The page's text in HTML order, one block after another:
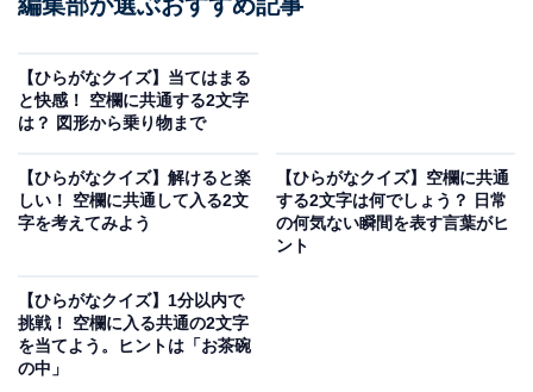
ヒント：国会で新しい法律を作るために提出されるもの
を何と呼ぶ？
次ページ 正解を見る
【ひらがなクイズ】当てはまる
と快感！ 空欄に共通する2文字
は？ 図形から乗り物まで
【ひらがなクイズ】解けると楽
しい！ 空欄に共通して入る2文
字を考えてみよう
【ひらがなクイズ】空欄に共通
する2文字は何でしょう？ 日常
の何気ない瞬間を表す言葉がヒ
ント
【ひらがなクイズ】1分以内で
挑戦！ 空欄に入る共通の2文字
を当てよう。ヒントは「お茶碗
の中」